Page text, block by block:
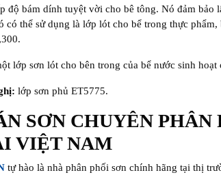
độ bám dính tuyệt vời cho bê tông. Nó đảm
có thể sử dụng là lớp lót cho bể trong thực
lớp sơn lót cho bên trong của bể nước sinh
lớp sơn phủ ET5775.
SƠN CHUYÊN
VIỆT NAM
tự hào là nhà phân phối sơn chính hãng tại thị